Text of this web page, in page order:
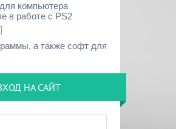
компьютера
в работе с PS2
а также софт для
НА САЙТ